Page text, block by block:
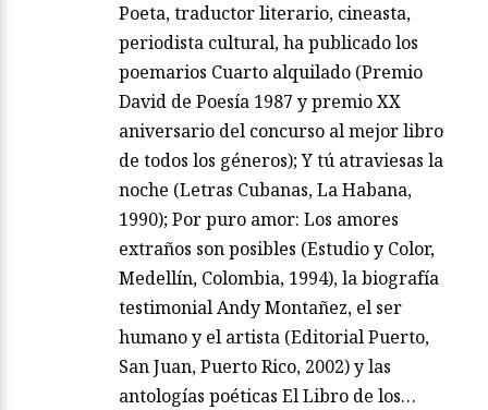
Poeta, traductor literario, cineasta,
periodista cultural, ha publicado los
poemarios Cuarto alquilado (Premio
David de Poesía 1987 y premio XX
aniversario del concurso al mejor libro
de todos los géneros); Y tú atraviesas la
noche (Letras Cubanas, La Habana,
1990); Por puro amor: Los amores
extraños son posibles (Estudio y Color,
Medellín, Colombia, 1994), la biografía
testimonial Andy Montañez, el ser
humano y el artista (Editorial Puerto,
San Juan, Puerto Rico, 2002) y las
antologías poéticas El Libro de los…